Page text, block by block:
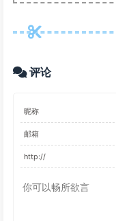
评论